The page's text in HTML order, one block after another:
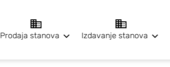
Prodaja stanova Izdavanje stanova